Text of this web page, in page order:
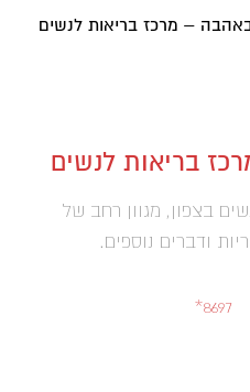
– מרכז בריאות לנשים
בריאות לנשים
בצפון, מגוון רחב של
ודברים נוספים.
8697*